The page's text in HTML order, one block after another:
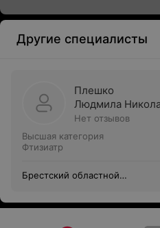
Другие специалисты
Плешко
Людмила
Нет отзывов
Высшая категория
Фтизиатр
Брестский областной